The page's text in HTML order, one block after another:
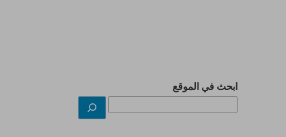
ابحث في الموقع